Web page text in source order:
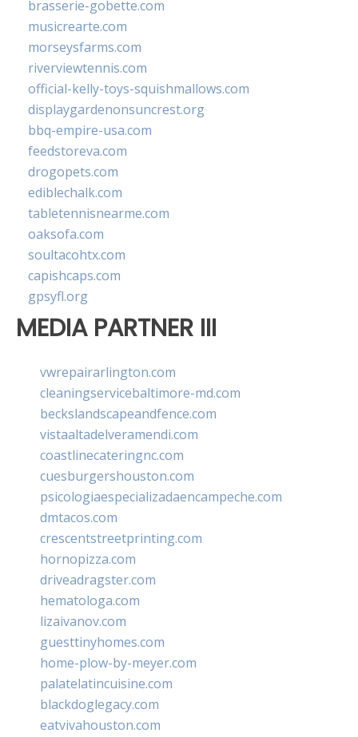
brasserie-gobette.com
musicrearte.com
morseysfarms.com
riverviewtennis.com
official-kelly-toys-squishmallows.com
displaygardenonsuncrest.org
bbq-empire-usa.com
feedstoreva.com
drogopets.com
ediblechalk.com
tabletennisnearme.com
oaksofa.com
soultacohtx.com
capishcaps.com
gpsyfl.org
MEDIA PARTNER III
vwrepairarlington.com
cleaningservicebaltimore-md.com
beckslandscapeandfence.com
vistaaltadelveramendi.com
coastlinecateringnc.com
cuesburgershouston.com
psicologiaespecializadaencampeche.com
dmtacos.com
crescentstreetprinting.com
hornopizza.com
driveadragster.com
hematologa.com
lizaivanov.com
guesttinyhomes.com
home-plow-by-meyer.com
palatelatincuisine.com
blackdoglegacy.com
eatvivahouston.com